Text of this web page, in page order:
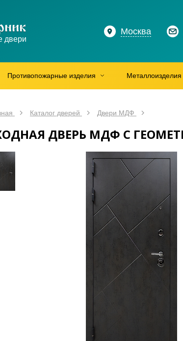
двери
Москва
Противопожарные изделия Металлоизделия
Каталог дверей Двери МДФ
ДВЕРЬ МДФ С